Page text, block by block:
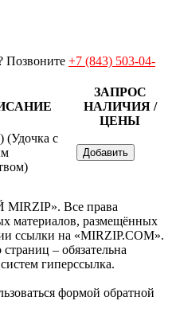
Позвоните +7 (843) 503-04-
ЗАПРОС
НАЛИЧИЯ /
ЦЕНЫ
(Удочка с
Добавить
Все права
материалов, размещённых
ссылки на «MIRZIP.COM».
– обязательна
гиперссылка.
формой обратной